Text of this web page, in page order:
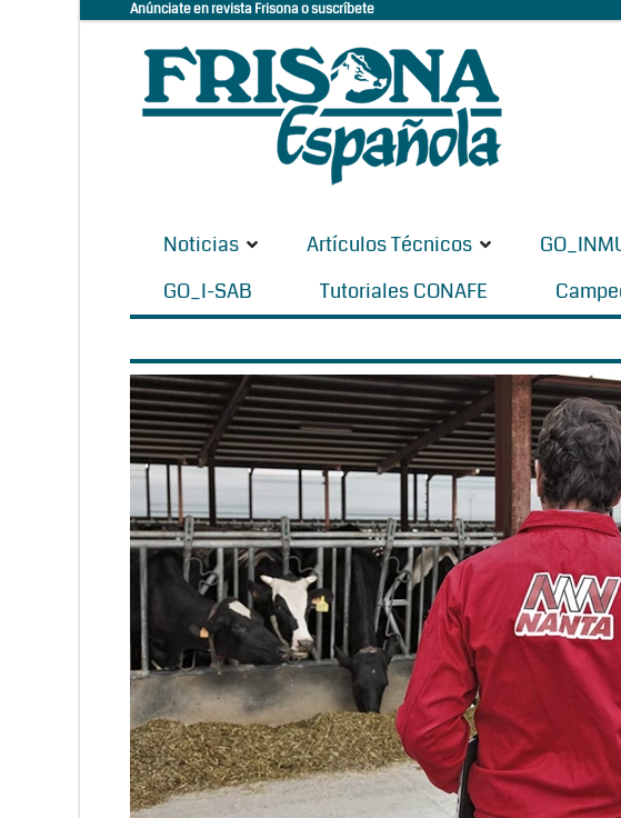
Anúnciate en revista Frisona o suscríbete
Noticias Artículos Técnicos
GO_I-SAB
Tutoriales CONAFE